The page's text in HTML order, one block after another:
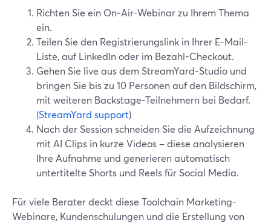
Richten Sie ein On‑Air-Webinar zu Ihrem Thema
ein.
Teilen Sie den Registrierungslink in Ihrer E-Mail-
Liste, auf LinkedIn oder im Bezahl-Checkout.
Gehen Sie live aus dem StreamYard-Studio und
bringen Sie bis zu 10 Personen auf den Bildschirm,
mit weiteren Backstage-Teilnehmern bei Bedarf.
(StreamYard support)
Nach der Session schneiden Sie die Aufzeichnung
mit AI Clips in kurze Videos – diese analysieren
Ihre Aufnahme und generieren automatisch
untertitelte Shorts und Reels für Social Media.
Für viele Berater deckt diese Toolchain Marketing-
Webinare, Kundenschulungen und die Erstellung von